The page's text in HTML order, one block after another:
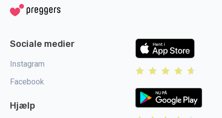
Sociale medier
Instagram
Facebook
Hjælp